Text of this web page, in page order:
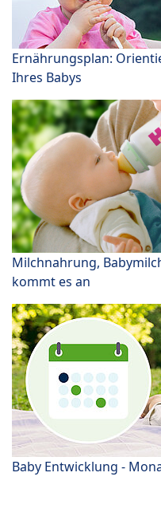
Ernährungsplan:
Ihres Babys
Milchnahrung,
kommt es an
Baby Entwicklung -